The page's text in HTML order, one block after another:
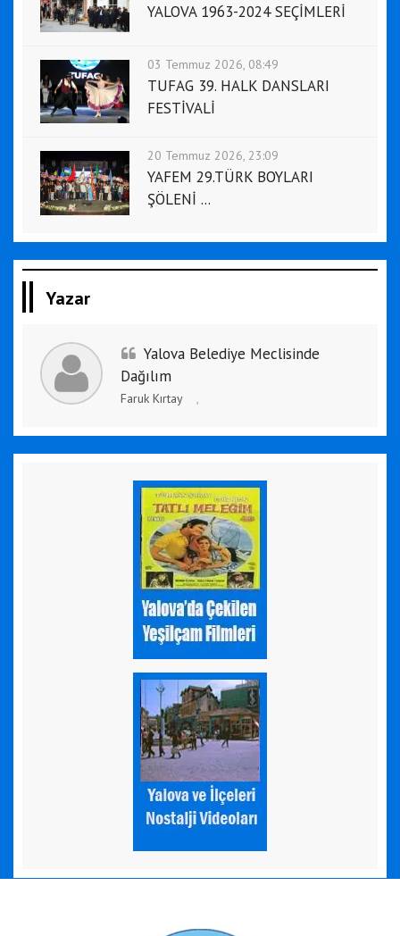
YALOVA 1963-2024 SEÇİMLERİ
03 Temmuz 2026, 08:49
TUFAG 39. HALK DANSLARI
FESTİVALİ
20 Temmuz 2026, 23:09
YAFEM 29.TÜRK BOYLARI
ŞÖLENİ ...
Yazar
Yalova Belediye Meclisinde
Dağılım
Faruk Kırtay ,